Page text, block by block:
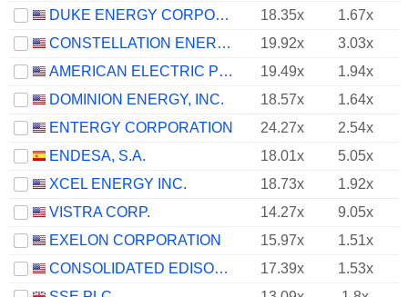
DUKE ENERGY CORPORATION
18.35x
1.67x
CONSTELLATION ENERGY CORPORATION
19.92x
3.03x
AMERICAN ELECTRIC POWER COMPANY, INC.
19.49x
1.94x
DOMINION ENERGY, INC.
18.57x
1.64x
ENTERGY CORPORATION
24.27x
2.54x
ENDESA, S.A.
18.01x
5.05x
XCEL ENERGY INC.
18.73x
1.92x
VISTRA CORP.
14.27x
9.05x
EXELON CORPORATION
15.97x
1.51x
CONSOLIDATED EDISON, INC.
17.39x
1.53x